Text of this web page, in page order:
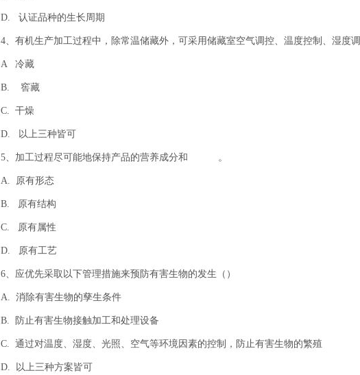
D. 认证品种的生长周期
4、有机生产加工过程中，除常温储藏外，可采用储藏室空气调控、温度控制、湿
A 冷藏
B. 窖藏
C. 干燥
D. 以上三种皆可
5、加工过程尽可能地保持产品的营养成分和 。
A. 原有形态
B. 原有结构
C. 原有属性
D. 原有工艺
6、应优先采取以下管理措施来预防有害生物的发生（）
A. 消除有害生物的孳生条件
B. 防止有害生物接触加工和处理设备
C. 通过对温度、湿度、光照、空气等环境因素的控制，防止有害生物的繁殖
D. 以上三种方案皆可